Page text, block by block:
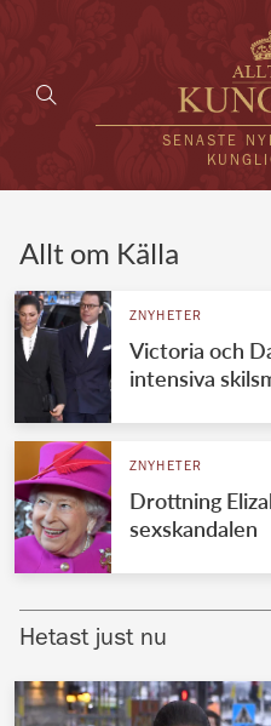
SENASTE
VÄRLDENS
Svenska
Brittiska
Allt om Källa
ZNYHETER
Victoria och
intensiva
ZNYHETER
Drottning
sexskandalen
Hetast just nu